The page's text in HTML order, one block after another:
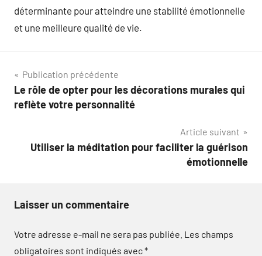
déterminante pour atteindre une stabilité émotionnelle
et une meilleure qualité de vie.
Navigation
de
Publication précédente
Le rôle de opter pour les décorations murales qui
reflète votre personnalité
Article suivant
Utiliser la méditation pour faciliter la guérison
émotionnelle
Laisser un commentaire
Votre adresse e-mail ne sera pas publiée. Les champs
obligatoires sont indiqués avec*